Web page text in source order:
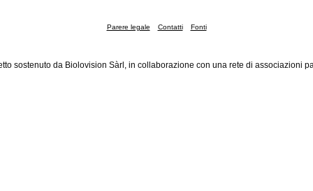
Parere legale Contatti Fonti
sostenuto da Biolovision Sàrl, in collaborazione con una rete di associazioni